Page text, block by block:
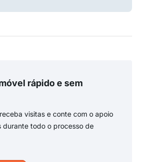
rápido e sem
visitas e conte com o apoio
durante todo o processo de